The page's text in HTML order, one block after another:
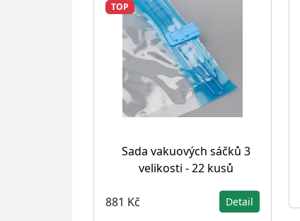
TOP
Sada vakuových sáčků 3
velikosti - 22 kusů
881 Kč Detail